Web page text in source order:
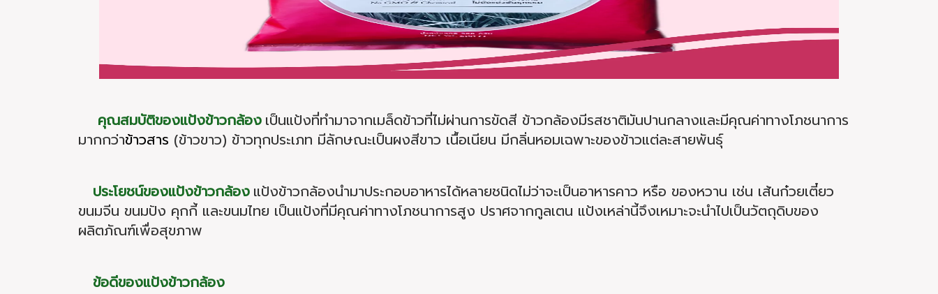
คุณสมบัติของแป้งข้าวกล้อง เป็นแป้งที่ทำมาจากเมล็ดข้าวที่ไม่ผ่านการขัดสี ข้าวกล้องมีรสชาติมันปานกลางและมีคุณค่าทางโภชนาการ
มากกว่าข้าวสาร (ข้าวขาว) ข้าวทุกประเภท มีลักษณะเป็นผงสีขาว เนื้อเนียน มีกลิ่นหอมเฉพาะของข้าวแต่ละสายพันธุ์
ประโยชน์ของแป้งข้าวกล้อง แป้งข้าวกล้องนำมาประกอบอาหารได้หลายชนิดไม่ว่าจะเป็นอาหารคาว หรือ ของหวาน เช่น เส้นก๋วยเตี๋ยว
ขนมจีน ขนมปัง คุกกี้ และขนมไทย เป็นแป้งที่มีคุณค่าทางโภชนาการสูง ปราศจากกูลเตน แป้งเหล่านี้จึงเหมาะจะนำไปเป็นวัตถุดิบของ
ผลิตภัณฑ์เพื่อสุขภาพ
ข้อดีของแป้งข้าวกล้อง